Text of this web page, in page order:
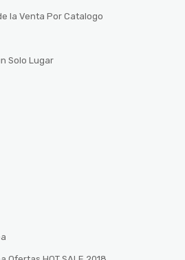
la Venta Por Catalogo
Solo Lugar